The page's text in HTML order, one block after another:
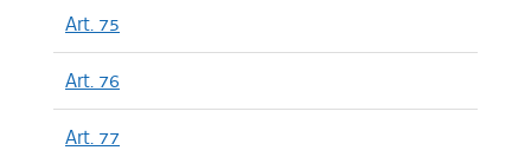
Art. 75
Art. 76
Art. 77